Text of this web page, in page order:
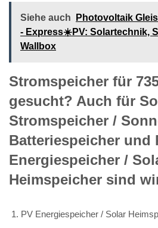
Siehe auch
Photovoltaik
- Express☀️PV️: Solartechnik,
Wallbox
Stromspeicher für
gesucht? Auch für
Stromspeicher /
Batteriespeicher und
Energiespeicher /
Heimspeicher sind
PV Energiespeicher / Solar